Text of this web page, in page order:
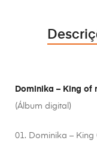
Dominika – King of
(Álbum digital)
01. Dominika – King